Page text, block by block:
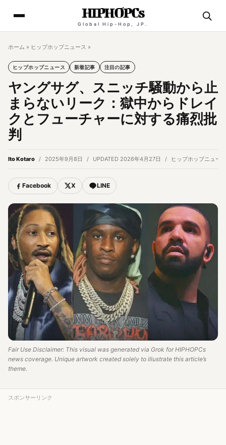
HIPHOPCs
Global Hip-Hop, JP.
ホーム » ヒップホップニュース »
ヒップホップニュース 新着記事 注目の記事
ヤングサグ、スニッチ騒動から止
まらないリーク：獄中からドレイ
クとフューチャーに対する痛烈批
判
Ito Kotaro 2025年9月8日 UPDATED 2026年4月27日 ヒップホップニュース
Facebook X LINE
Fair Use Disclaimer: This visual was generated via Grok for HIPHOPCs
news coverage. Unique artwork created solely to illustrate this article’s
theme.
スポンサーリンク